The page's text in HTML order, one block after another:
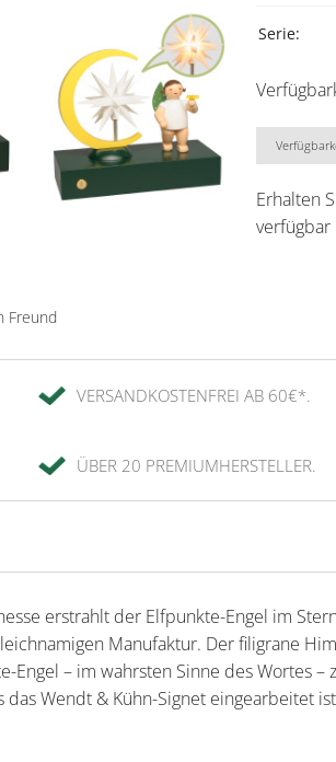
Serie:
Erhalten
verfügbar
Freund
VERSANDKOSTENFREI AB 60€*.
ÜBER 20 PREMIUMHERSTELLER.
erstrahlt der Elfpunkte-Engel im
Manufaktur. Der filigrane
Engel – im wahrsten Sinne des Wortes
Wendt & Kühn-Signet eingearbeitet